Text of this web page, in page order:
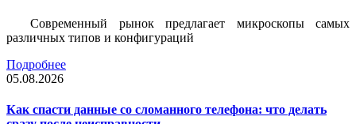
Современный рынок предлагает микроскопы самых
различных типов и конфигураций
Подробнее
05.08.2026
Как спасти данные со сломанного телефона: что делать